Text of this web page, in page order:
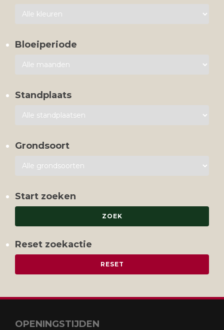
Bloeiperiode
Standplaats
Grondsoort
Start zoeken
Reset zoekactie
OPENINGSTIJDEN